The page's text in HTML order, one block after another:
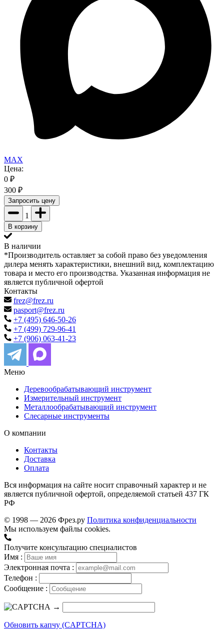
MAX
Цена:
0 ₽
300 ₽
Запросить цену
1
В корзину
В наличии
*Производитель оставляет за собой право без уведомления
дилера менять характеристики, внешний вид, комплектацию
товара и место его производства. Указанная информация не
является публичной офертой
Контакты
frez@frez.ru
pasport@frez.ru
+7 (495) 646-50-26
+7 (499) 729-96-41
+7 (906) 063-41-23
Меню
Деревообрабатывающий инструмент
Измерительный инструмент
Металлообрабатывающий инструмент
Слесарные инструменты
О компании
Контакты
Доставка
Оплата
Вся информация на сайте носит справочный характер и не
является публичной офертой, определяемой статьей 437 ГК
РФ
© 1998 — 2026 Фрез.ру Политика конфиденциальности
Мы используем файлы cookies.
Получите консультацию специалистов
Имя :
Электронная почта :
Телефон :
Сообщение :
→
Обновить капчу (CAPTCHA)